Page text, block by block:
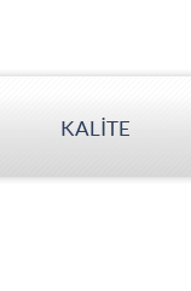
KALİTE